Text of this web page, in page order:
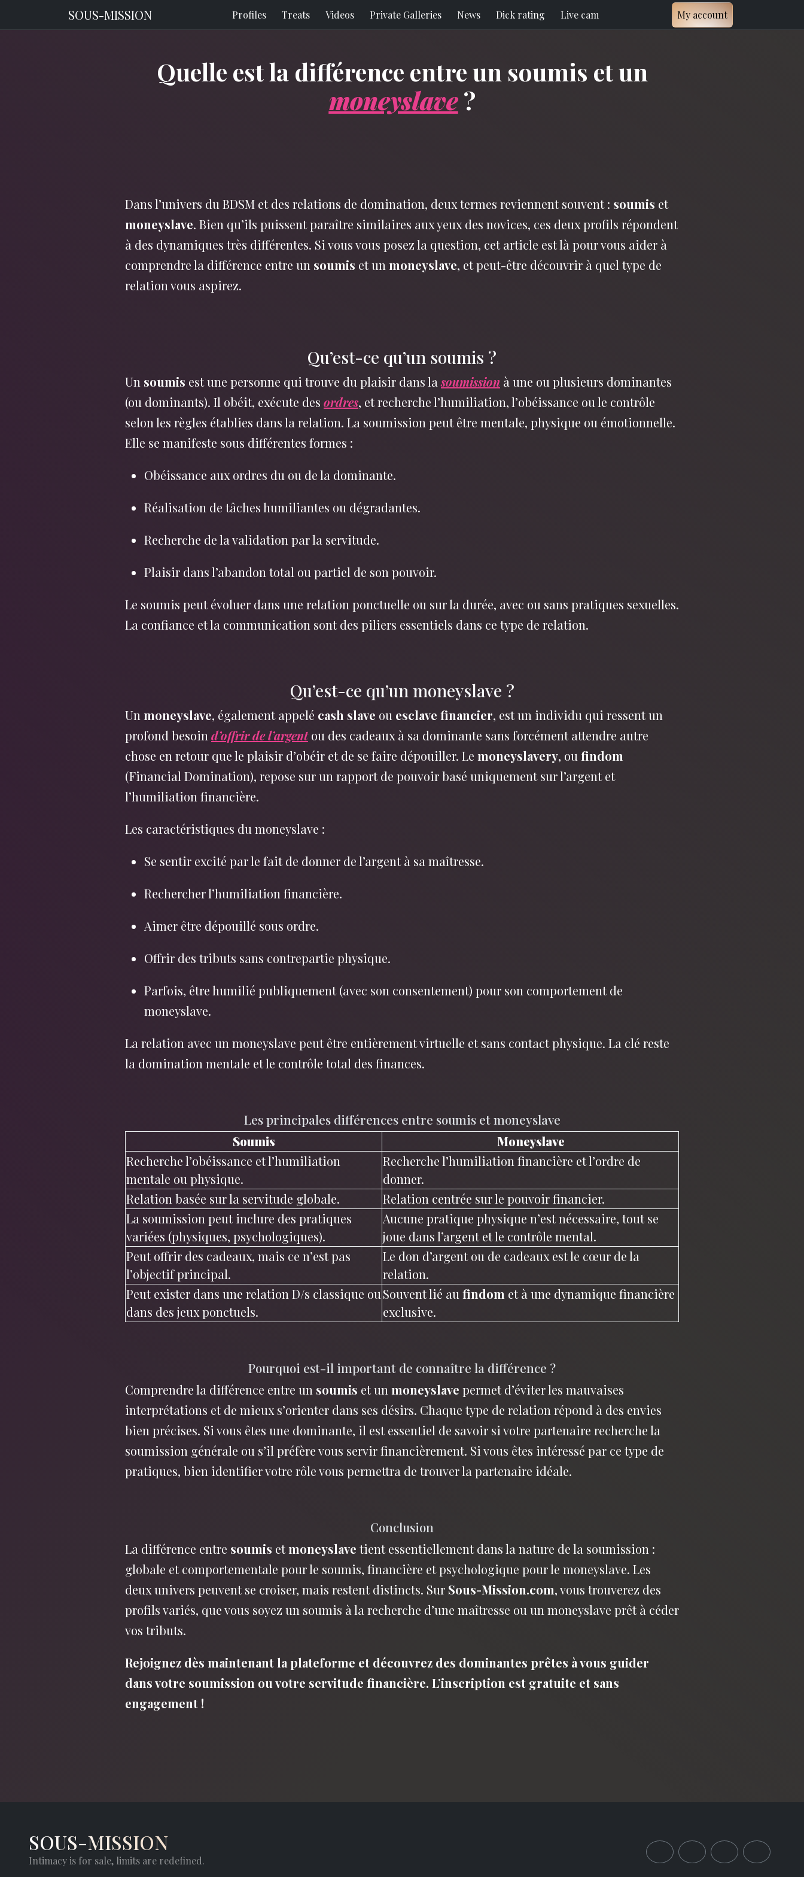
SOUS-MISSION Profiles Treats Videos Private Galleries News Dick rating Live cam My account
Quelle est la différence entre un soumis et un
moneyslave?
Dans l’univers du BDSM et des relations de domination, deux termes reviennent souvent : soumis et
moneyslave. Bien qu’ils puissent paraître similaires aux yeux des novices, ces deux profils répondent
à des dynamiques très différentes. Si vous vous posez la question, cet article est là pour vous aider à
comprendre la différence entre un soumis et un moneyslave, et peut-être découvrir à quel type de
relation vous aspirez.
Qu’est-ce qu’un soumis ?
Un soumis est une personne qui trouve du plaisir dans lasoumission à une ou plusieurs dominantes
(ou dominants). Il obéit, exécute des ordres, et recherche l’humiliation, l’obéissance ou le contrôle
selon les règles établies dans la relation. La soumission peut être mentale, physique ou émotionnelle.
Elle se manifeste sous différentes formes :
Obéissance aux ordres du ou de la dominante.
Réalisation de tâches humiliantes ou dégradantes.
Recherche de la validation par la servitude.
Plaisir dans l’abandon total ou partiel de son pouvoir.
Le soumis peut évoluer dans une relation ponctuelle ou sur la durée, avec ou sans pratiques sexuelles.
La confiance et la communication sont des piliers essentiels dans ce type de relation.
Qu’est-ce qu’un moneyslave ?
Un moneyslave, également appelé cash slave ou esclave financier, est un individu qui ressent un
profond besoin d’offrir de l’argentou des cadeaux à sa dominante sans forcément attendre autre
chose en retour que le plaisir d’obéir et de se faire dépouiller. Le moneyslavery, ou findom
(Financial Domination), repose sur un rapport de pouvoir basé uniquement sur l’argent et
l’humiliation financière.
Les caractéristiques du moneyslave :
Se sentir excité par le fait de donner de l’argent à sa maîtresse.
Rechercher l’humiliation financière.
Aimer être dépouillé sous ordre.
Offrir des tributs sans contrepartie physique.
Parfois, être humilié publiquement (avec son consentement) pour son comportement de
moneyslave.
La relation avec un moneyslave peut être entièrement virtuelle et sans contact physique. La clé reste
la domination mentale et le contrôle total des finances.
Les principales différences entre soumis et moneyslave
Soumis
Moneyslave
Recherche l’obéissance et l’humiliation
mentale ou physique.
Recherche l’humiliation financière et l’ordre de
donner.
Relation basée sur la servitude globale.
Relation centrée sur le pouvoir financier.
La soumission peut inclure des pratiques
variées (physiques, psychologiques).
Aucune pratique physique n’est nécessaire, tout se
joue dans l’argent et le contrôle mental.
Peut offrir des cadeaux, mais ce n’est pas
l’objectif principal.
Le don d’argent ou de cadeaux est le cœur de la
relation.
Peut exister dans une relation D/s classique ou
dans des jeux ponctuels.
Souvent lié au findom et à une dynamique financière
exclusive.
Pourquoi est-il important de connaître la différence ?
Comprendre la différence entre un soumis et un moneyslave permet d’éviter les mauvaises
interprétations et de mieux s’orienter dans ses désirs. Chaque type de relation répond à des envies
bien précises. Si vous êtes une dominante, il est essentiel de savoir si votre partenaire recherche la
soumission générale ou s’il préfère vous servir financièrement. Si vous êtes intéressé par ce type de
pratiques, bien identifier votre rôle vous permettra de trouver la partenaire idéale.
Conclusion
La différence entre soumis etmoneyslave tient essentiellement dans la nature de la soumission :
globale et comportementale pour le soumis, financière et psychologique pour le moneyslave. Les
deux univers peuvent se croiser, mais restent distincts. Sur Sous-Mission.com, vous trouverez des
profils variés, que vous soyez un soumis à la recherche d’une maîtresse ou un moneyslave prêt à céder
vos tributs.
Rejoignez dès maintenant la plateforme et découvrez des dominantes prêtes à vous guider
dans votre soumission ou votre servitude financière. L’inscription est gratuite et sans
engagement !
SOUS-MISSION
Intimacy is for sale, limits are redefined.